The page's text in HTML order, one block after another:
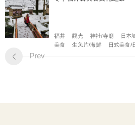
福井 觀光 神社/寺廟 日本
美食
生魚片/海鮮 日式美食/
Prev